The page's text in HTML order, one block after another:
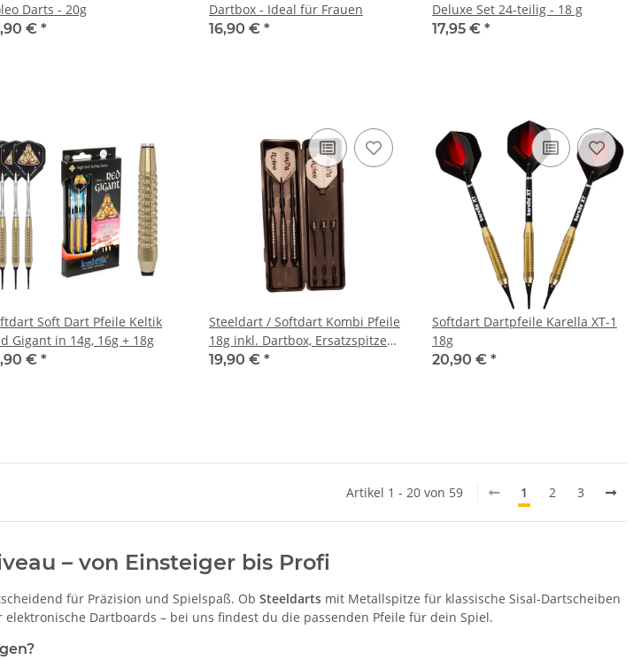
Darts - 20g
€ *
Dartbox - Ideal für Frauen
16,90 € *
Deluxe Set 24-teilig - 18 g
17,95 € *
Soft Dart Pfeile Keltik
Gigant in 14g, 16g + 18g
€ *
Steeldart / Softdart Kombi Pfeile
18g inkl. Dartbox, Ersatzspitzen
+ Alu Shafts
19,90 € *
Softdart Dartpfeile Karella XT-1
18g
20,90 € *
Artikel 1 - 20 von 59 1 2 3
– von Einsteiger bis Profi
für Präzision und Spielspaß. Ob Steeldarts mit Metallspitze für klassische Sisal-Dartscheiben
Dartboards – bei uns findest du die passenden Pfeile für dein Spiel.